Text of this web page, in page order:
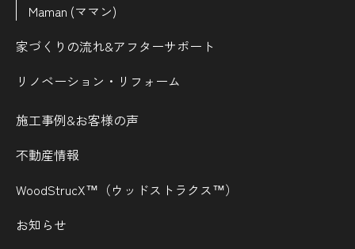
Maman (ママン)
家づくりの流れ&アフターサポート
リノベーション・リフォーム
施工事例&お客様の声
不動産情報
WoodStrucX™（ウッドストラクス™）
お知らせ